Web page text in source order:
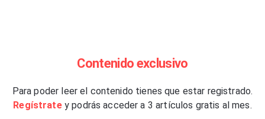
Contenido exclusivo
Para poder leer el contenido tienes que estar registrado.
Regístrate y podrás acceder a 3 artículos gratis al mes.